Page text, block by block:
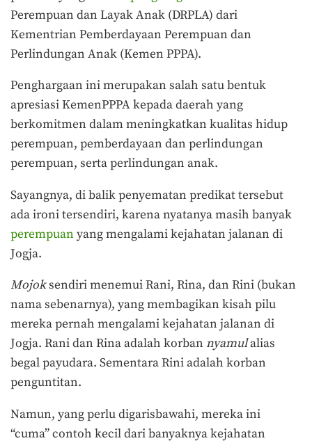
Perempuan dan Layak Anak (DRPLA) dari
Kementrian Pemberdayaan Perempuan dan
Perlindungan Anak (Kemen PPPA).
Penghargaan ini merupakan salah satu bentuk
apresiasi KemenPPPA kepada daerah yang
berkomitmen dalam meningkatkan kualitas hidup
perempuan, pemberdayaan dan perlindungan
perempuan, serta perlindungan anak.
Sayangnya, di balik penyematan predikat tersebut
ada ironi tersendiri, karena nyatanya masih banyak
perempuan yang mengalami kejahatan jalanan di
Jogja.
Mojoksendiri menemui Rani, Rina, dan Rini (bukan
nama sebenarnya), yang membagikan kisah pilu
mereka pernah mengalami kejahatan jalanan di
Jogja. Rani dan Rina adalah korban nyamulalias
begal payudara. Sementara Rini adalah korban
penguntitan.
Namun, yang perlu digarisbawahi, mereka ini
“cuma” contoh kecil dari banyaknya kejahatan